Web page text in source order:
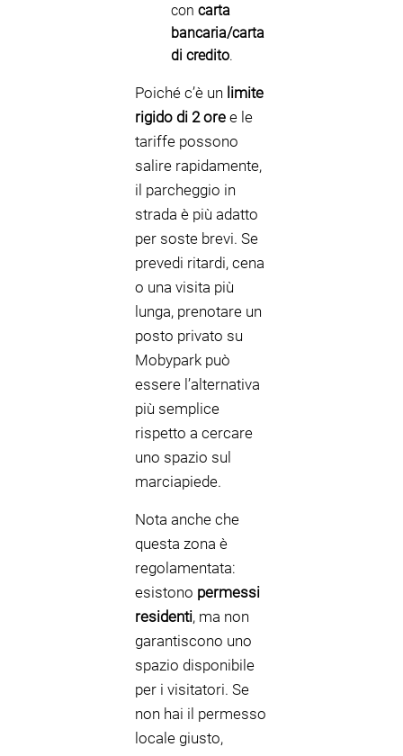
con carta
bancaria/carta
di credito.
Poiché c’è un limite
rigido di 2 ore e le
tariffe possono
salire rapidamente,
il parcheggio in
strada è più adatto
per soste brevi. Se
prevedi ritardi, cena
o una visita più
lunga, prenotare un
posto privato su
Mobypark può
essere l’alternativa
più semplice
rispetto a cercare
uno spazio sul
marciapiede.
Nota anche che
questa zona è
regolamentata:
esistono permessi
residenti, ma non
garantiscono uno
spazio disponibile
per i visitatori. Se
non hai il permesso
locale giusto,